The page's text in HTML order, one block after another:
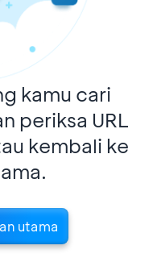
kamu cari
periksa URL
kembali ke
utama